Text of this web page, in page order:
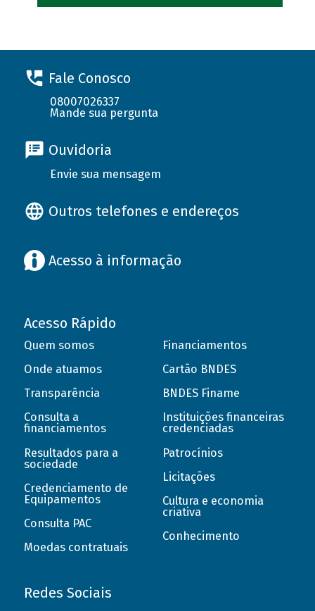
Fale Conosco
08007026337
Mande sua pergunta
Ouvidoria
Envie sua mensagem
Outros telefones e endereços
Acesso à informação
Acesso Rápido
Quem somos
Onde atuamos
Transparência
Consulta a
financiamentos
Resultados para a
sociedade
Credenciamento de
Equipamentos
Consulta PAC
Moedas contratuais
Financiamentos
Cartão BNDES
BNDES Finame
Instituições financeiras
credenciadas
Patrocínios
Licitações
Cultura e economia
criativa
Conhecimento
Redes Sociais